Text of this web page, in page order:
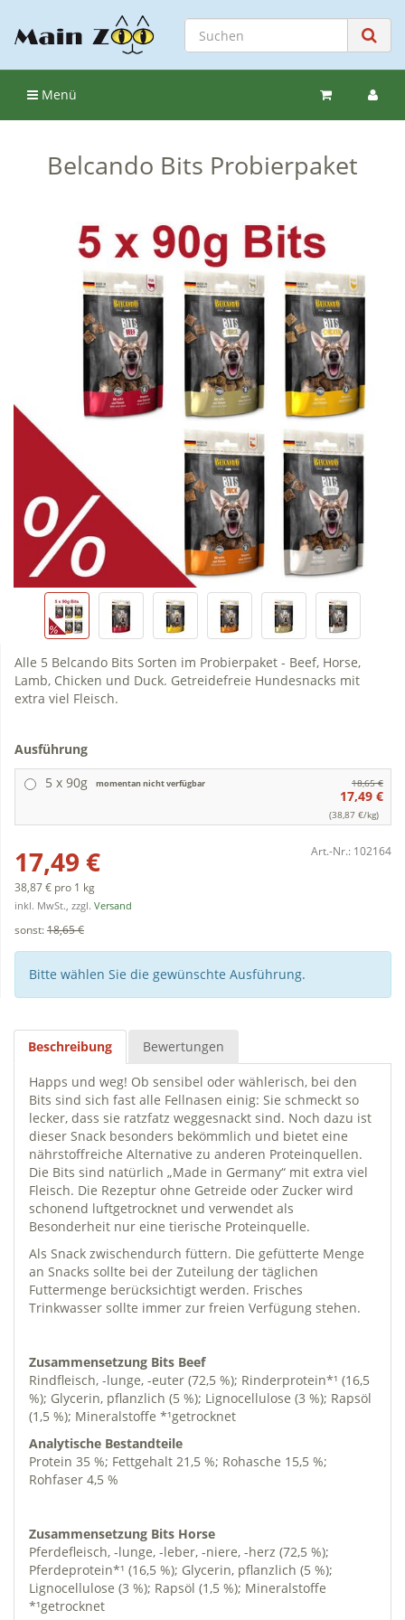
Menü
Belcando Bits Probierpaket
Alle 5 Belcando Bits Sorten im Probierpaket - Beef, Horse,
Lamb, Chicken und Duck. Getreidefreie Hundesnacks mit
extra viel Fleisch.
Ausführung
5 x 90g
18,65 €
17,49 €
(38,87 €/kg)
momentan nicht verfügbar
17,49 €
38,87 € pro 1 kg
inkl. MwSt., zzgl. Versand
sonst:18,65 €
Art.-Nr.: 102164
Bitte wählen Sie die gewünschte Ausführung.
Beschreibung Bewertungen
Happs und weg! Ob sensibel oder wählerisch, bei den
Bits sind sich fast alle Fellnasen einig: Sie schmeckt so
lecker, dass sie ratzfatz weggesnackt sind. Noch dazu ist
dieser Snack besonders bekömmlich und bietet eine
nährstoffreiche Alternative zu anderen Proteinquellen.
Die Bits sind natürlich „Made in Germany“ mit extra viel
Fleisch. Die Rezeptur ohne Getreide oder Zucker wird
schonend luftgetrocknet und verwendet als
Besonderheit nur eine tierische Proteinquelle.
Als Snack zwischendurch füttern. Die gefütterte Menge
an Snacks sollte bei der Zuteilung der täglichen
Futtermenge berücksichtigt werden. Frisches
Trinkwasser sollte immer zur freien Verfügung stehen.
Zusammensetzung Bits Beef
Rindfleisch, -lunge, -euter (72,5 %); Rinderprotein*¹ (16,5
%); Glycerin, pflanzlich (5 %); Lignocellulose (3 %); Rapsöl
(1,5 %); Mineralstoffe *¹getrocknet
Analytische Bestandteile
Protein 35 %; Fettgehalt 21,5 %; Rohasche 15,5 %;
Rohfaser 4,5 %
Zusammensetzung Bits Horse
Pferdefleisch, -lunge, -leber, -niere, -herz (72,5 %);
Pferdeprotein*¹ (16,5 %); Glycerin, pflanzlich (5 %);
Lignocellulose (3 %); Rapsöl (1,5 %); Mineralstoffe
*¹getrocknet